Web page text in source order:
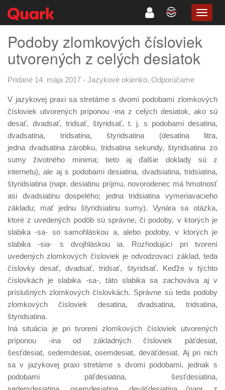
Podoby zlomkových čísloviek
utvorených z celých desiatok
Pridané 14. mája 2017 - Jazykové okienko, Odporúčame
V jazykovej praxi sa stretáme s dvomi podobami zlomkových
čísloviek utvorených príponou -ina z celých desiatok, ako sú
desať, dvadsať, tridsať, štyridsať, t. j. s podobami desatina,
dvadsatina, tridsatina, štyridsatina (desatina litra,
jedna dvadsatina zárobku, tridsatina sekundy, štyridsatina zo
sumy životného minima; tieto aj ďalšie doklady sú z
internetu), ale aj s podobami desiatina, dvadsiatina, tridsiatina,
štyridsiatina (napr. desiatinu príjmu, novorodenec má hmotnosť
asi dvadsiatinu dospelého; jedna tridsiatina vymeriavacieho
základu; mať jednu štyridsiatinu sumy). Vynára sa otázka,
ktoré z uvedených podôb sú správne, či podoby, v ktorých je
slabika -sa- so samohláskou a, alebo podoby, v ktorých je
slabika -sia- s dvojhláskou ia. Rozhodujúci pri tvorení
uvedených zlomkových čísloviek je odvodzovací základ, teda
číslovky desať, dvadsať, tridsať, štyridsať. Keďže v týchto
číslovkách je slabika -sa-, táto slabika sa zachováva aj v
príslušných zlomkových číslovkách. Správne sú teda podoby
zlomkových čísloviek desatina, dvadsatina, tridsatina,
štyridsatina.
Iná situácia je pri tvorení zlomkových čísloviek utvorených
príponou -ina od základných čísloviek päťdesiat,
šesťdesiat, sedemdesiat, osemdesiat, deväťdesiat. Aj pri nich
sa v jazykovej praxi stretáme s dvomi podobami, jednak s
podobami päťdesiatina, šesťdesiatina,